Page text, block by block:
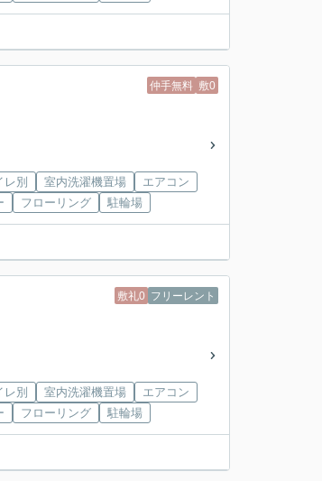
仲手無料 敷0
レ別 室内洗濯機置場
エアコン
フローリング 駐輪場
敷礼0 フリーレント
レ別 室内洗濯機置場
エアコン
フローリング 駐輪場